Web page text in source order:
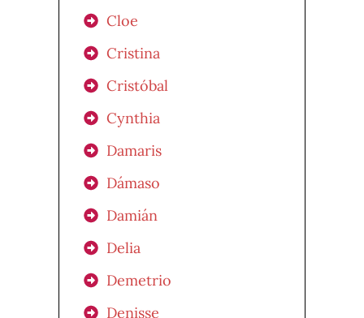
Cloe
Cristina
Cristóbal
Cynthia
Damaris
Dámaso
Damián
Delia
Demetrio
Denisse